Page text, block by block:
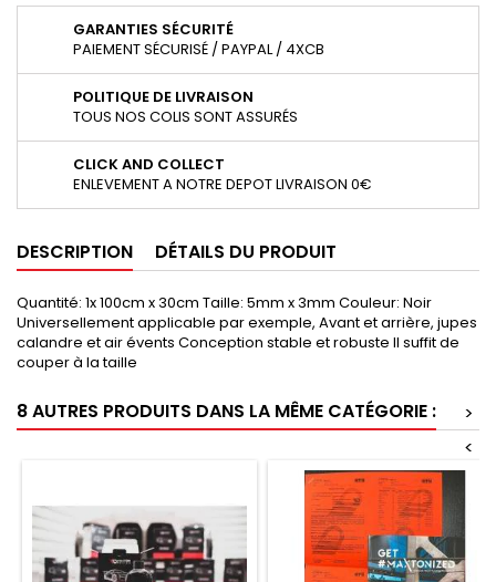
GARANTIES SÉCURITÉ
PAIEMENT SÉCURISÉ / PAYPAL / 4XCB
POLITIQUE DE LIVRAISON
TOUS NOS COLIS SONT ASSURÉS
CLICK AND COLLECT
ENLEVEMENT A NOTRE DEPOT LIVRAISON 0€
DESCRIPTION DÉTAILS DU PRODUIT
Quantité: 1x 100cm x 30cm Taille: 5mm x 3mm Couleur: Noir
Universellement applicable par exemple, Avant et arrière, jupes
calandre et air évents Conception stable et robuste Il suffit de
couper à la taille
8 AUTRES PRODUITS DANS LA MÊME CATÉGORIE :
>
<